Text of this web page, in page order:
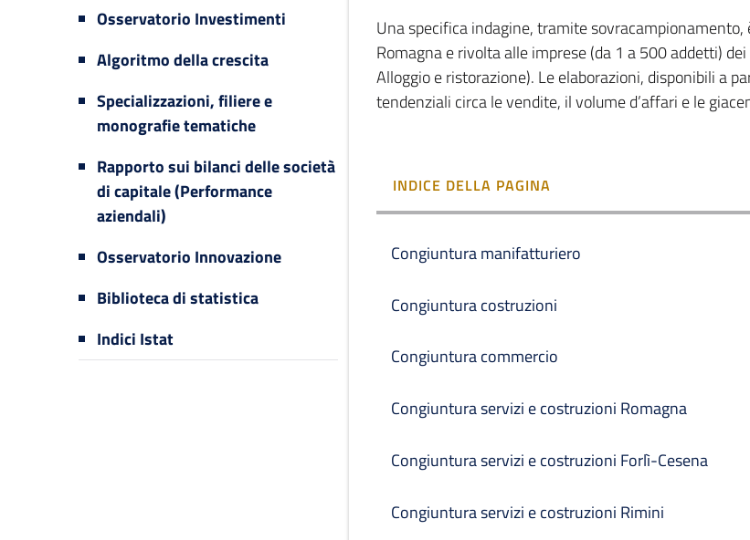
Osservatorio Investimenti
Algoritmo della crescita
Specializzazioni, filiere e
monografie tematiche
Rapporto sui bilanci delle società
di capitale (Performance
aziendali)
Osservatorio Innovazione
Biblioteca di statistica
Indici Istat
Una specifica indagine, tramite
Romagna e rivolta alle imprese (da 1 a 500 addetti)
Alloggio e ristorazione). Le elaborazioni, disponibili a
tendenziali circa le vendite, il volume d’affari e le
INDICE DELLA PAGINA
Congiuntura manifatturiero
Congiuntura costruzioni
Congiuntura commercio
Congiuntura servizi e costruzioni Romagna
Congiuntura servizi e costruzioni Forlì-Cesena
Congiuntura servizi e costruzioni Rimini